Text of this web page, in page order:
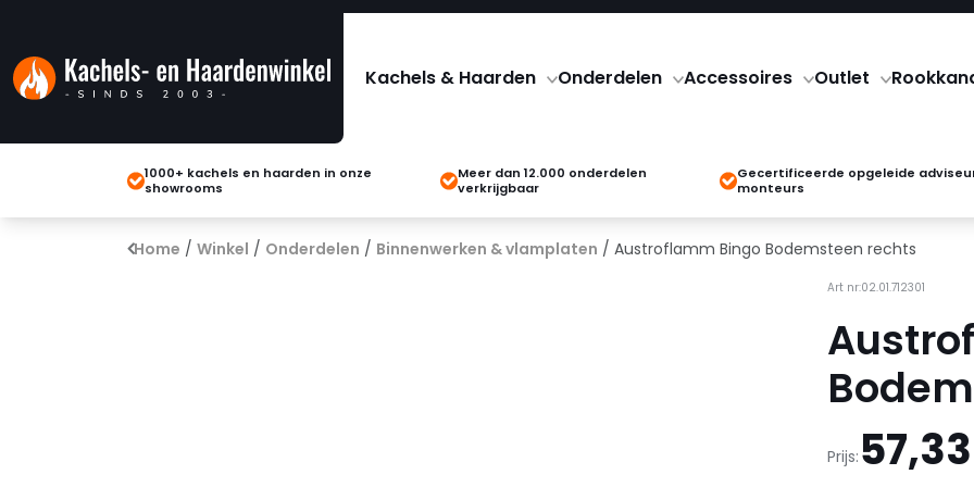
Kachels & Haarden Onderdelen Accessoires Outlet
1000+ kachels en haarden in onze
showrooms
Meer dan 12.000 onderdelen
verkrijgbaar
Gecertificeerde opgeleide
monteurs
Home / Winkel / Onderdelen / Binnenwerken & vlamplaten / Austroflamm Bingo Bodemsteen rechts
Art nr:02.01.712301
Prijs: 57,33